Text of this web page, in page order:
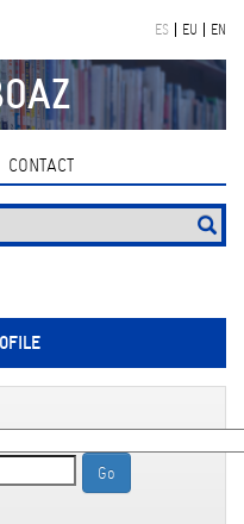
ES EU EN
CONTACT